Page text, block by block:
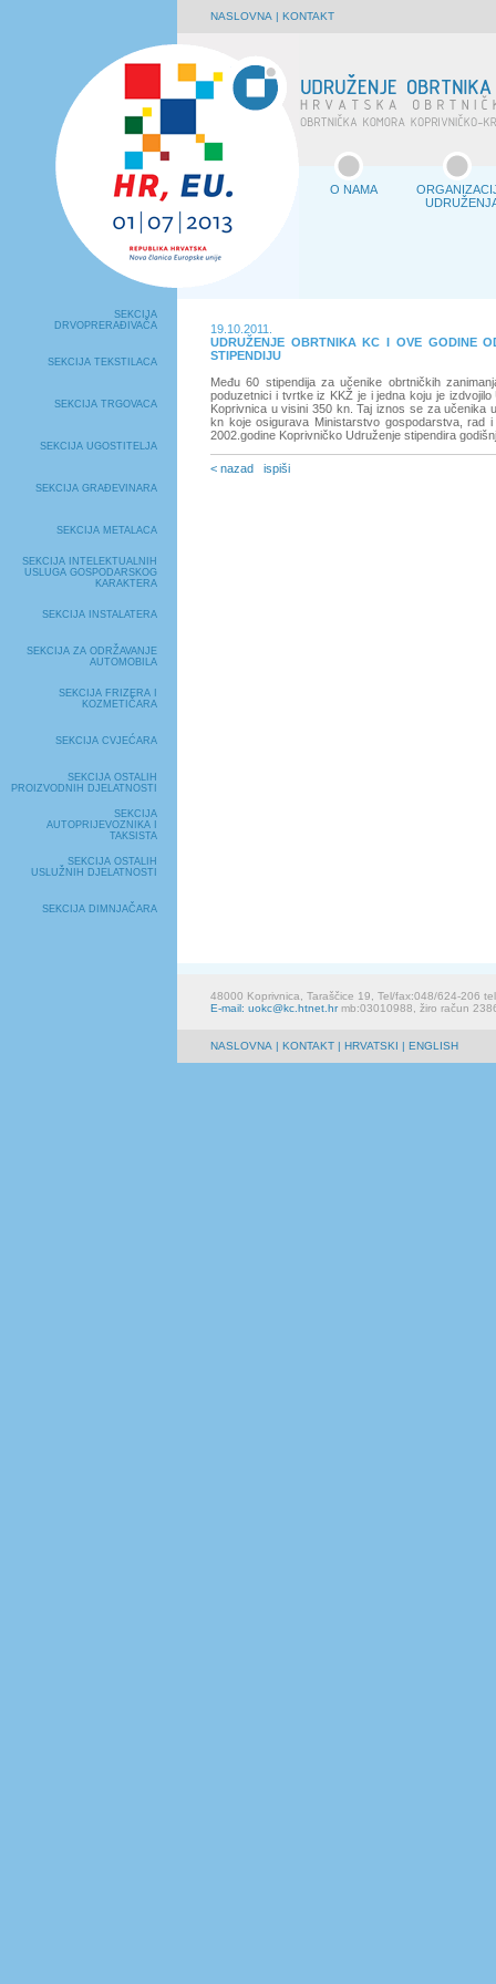
NASLOVNA | KONTAKT
O NAMA
SEKCIJA
DRVOPRERAĐIVAČA
SEKCIJA TEKSTILACA
SEKCIJA TRGOVACA
SEKCIJA UGOSTITELJA
SEKCIJA GRAĐEVINARA
SEKCIJA METALACA
SEKCIJA INTELEKTUALNIH
USLUGA GOSPODARSKOG
KARAKTERA
SEKCIJA INSTALATERA
SEKCIJA ZA ODRŽAVANJE
AUTOMOBILA
SEKCIJA FRIZERA I
KOZMETIČARA
SEKCIJA CVJEĆARA
SEKCIJA OSTALIH
PROIZVODNIH DJELATNOSTI
SEKCIJA
AUTOPRIJEVOZNIKA I
TAKSISTA
SEKCIJA OSTALIH
USLUŽNIH DJELATNOSTI
SEKCIJA DIMNJAČARA
19.10.2011.
UDRUŽENJE OBRTNIKA KC I OVE GODINE
STIPENDIJU
Među 60 stipendija za učenike obrtničkih
poduzetnici i tvrtke iz KKŽ je i jedna koju je izdvojilo
Koprivnica u visini 350 kn. Taj iznos se za učenika
kn koje osigurava Ministarstvo gospodarstva, rad
2002.godine Koprivničko Udruženje stipendira
< nazad ispiši
48000 Koprivnica, Taraščice 19, Tel/fax:048/624-206
E-mail: uokc@kc.htnet.hrmb:03010988, žiro račun
NASLOVNA | KONTAKT | HRVATSKI | ENGLISH